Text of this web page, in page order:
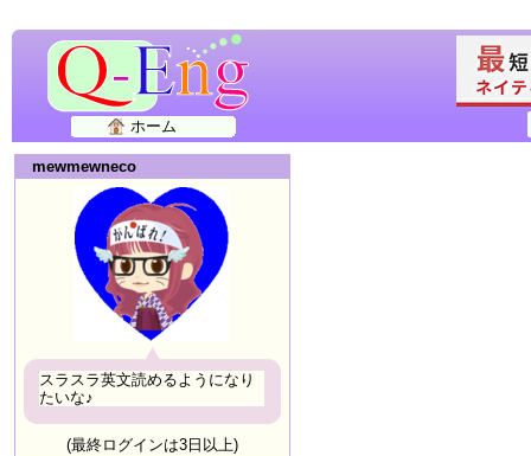
ホーム
mewmewneco
スラスラ英文読めるようになり
たいな♪
(最終ログインは3日以上)